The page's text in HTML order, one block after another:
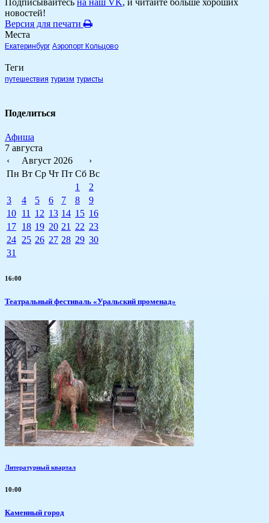
Подписывайтесь на наш VK, и читайте больше хороших
новостей!
Версия для печати
Места
Екатеринбург Аэропорт Кольцово
Теги
путешествия туризм туристы
Поделиться
Афиша
7 августа
‹
Август 2026
›
Пн Вт Ср Чт Пт Сб Вс
1
2
3
4 5 6 7 8
9
10 11 12 13 14 15 16
17 18 19 20 21 22 23
24 25 26 27 28 29 30
31
16:00
Театральный фестиваль «Уральский променад»
Литературный квартал
10:00
Каменный город